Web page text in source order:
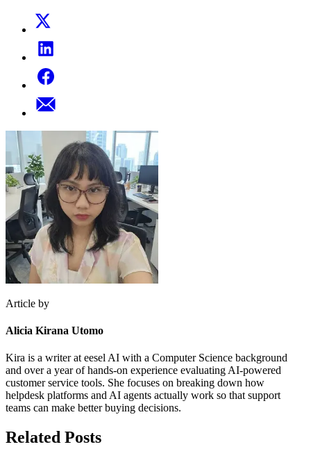
Article by
Alicia Kirana Utomo
Kira is a writer at eesel AI with a Computer Science background
and over a year of hands-on experience evaluating AI-powered
customer service tools. She focuses on breaking down how
helpdesk platforms and AI agents actually work so that support
teams can make better buying decisions.
Related Posts